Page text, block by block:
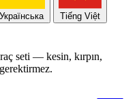
Українська Tiếng Việt
seti — kesin, kırpın,